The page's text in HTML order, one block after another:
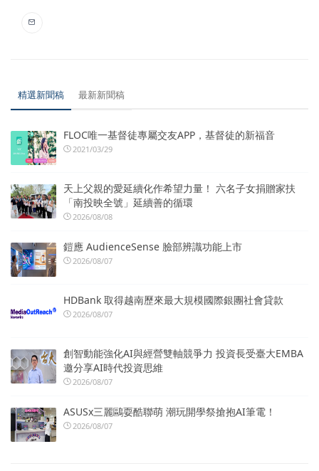
精選新聞稿 最新新聞稿
FLOC唯一基督徒專屬交友APP，基督徒的新福音
2021/03/29
天上父親的愛延續化作希望力量！ 六名子女捐贈家扶
「南投映全號」延續善的循環
2026/08/08
鎧應 AudienceSense 臉部辨識功能上市
2026/08/07
HDBank 取得越南歷來最大規模國際銀團社會貸款
2026/08/07
創智動能強化AI與經營雙軸競爭力 投資長受臺大EMBA
邀分享AI時代投資思維
2026/08/07
ASUSx三麗鷗耍酷聯萌 潮玩開學祭搶抱AI筆電！
2026/08/07